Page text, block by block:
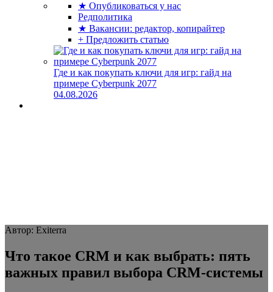
★ Опубликоваться у нас
Редполитика
★ Вакансии: редактор, копирайтер
+ Предложить статью
Где и как покупать ключи для игр: гайд на
примере Cyberpunk 2077
04.08.2026
Автор: Exiterra
Что такое CRM и как выбрать: пять
важных правил выбора CRM-системы